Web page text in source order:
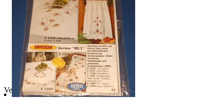
Verifierad